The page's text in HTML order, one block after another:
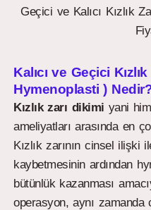
Geçici ve Kalıcı Kızlık
Kalıcı ve Geçici
Hymenoplasti )
Kızlık zarı dikimi yani
ameliyatları arasında en
Kızlık zarının cinsel ilişki
kaybetmesinin ardından
bütünlük kazanması
operasyon, aynı zamanda